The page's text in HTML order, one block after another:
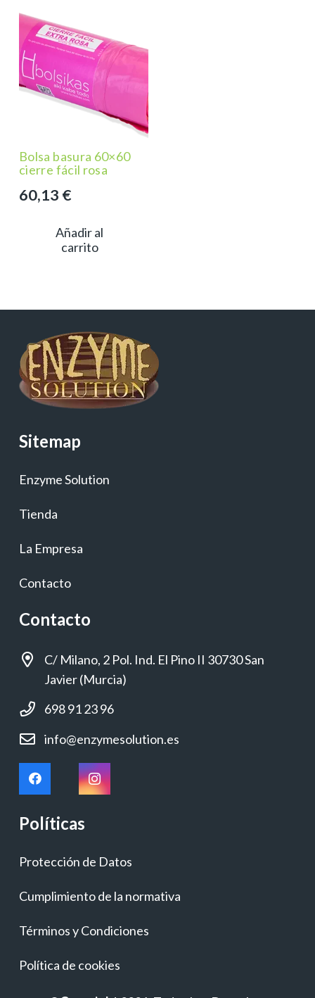
Bolsa basura 60×60
cierre fácil rosa
60,13 €
Añadir al
carrito
Sitemap
Enzyme Solution
Tienda
La Empresa
Contacto
Contacto
C/ Milano, 2 Pol. Ind. El Pino II 30730 San
Javier (Murcia)
698 91 23 96
info@enzymesolution.es
Políticas
Protección de Datos
Cumplimiento de la normativa
Términos y Condiciones
Política de cookies